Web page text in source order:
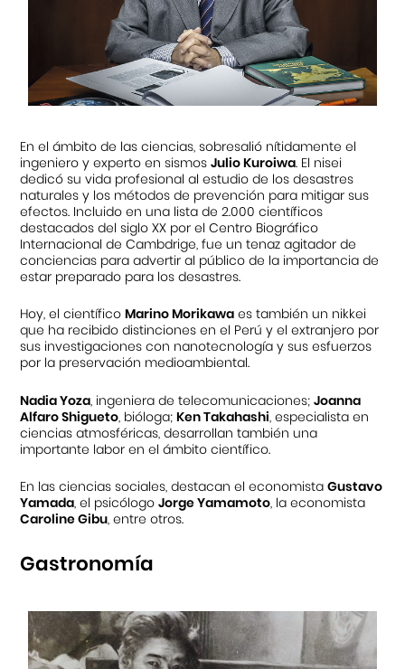
En el ámbito de las ciencias, sobresalió nítidamente el
ingeniero y experto en sismosJulio Kuroiwa. El nisei
dedicó su vida profesional al estudio de los desastres
naturales y los métodos de prevención para mitigar sus
efectos. Incluido en una lista de 2.000 científicos
destacados del siglo XX por el Centro Biográfico
Internacional de Cambdrige, fue un tenaz agitador de
conciencias para advertir al público de la importancia de
estar preparado para los desastres.
Hoy, el científicoMarino Morikawa es también un nikkei
que ha recibido distinciones en el Perú y el extranjero por
sus investigaciones con nanotecnología y sus esfuerzos
por la preservación medioambiental.
Nadia Yoza, ingeniera de telecomunicaciones;Joanna
Alfaro Shigueto, bióloga;Ken Takahashi, especialista en
ciencias atmosféricas, desarrollan también una
importante labor en el ámbito científico.
En las ciencias sociales, destacan el economistaGustavo
Yamada, el psicólogoJorge Yamamoto, la economista
Caroline Gibu, entre otros.
Gastronomía